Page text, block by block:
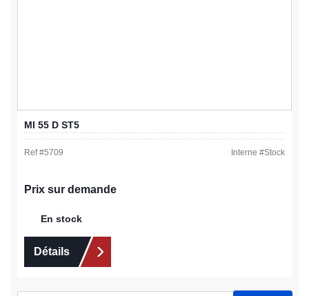
MI 55 D ST5
Ref #5709 Interne #Stock
Prix sur demande
En stock
Détails